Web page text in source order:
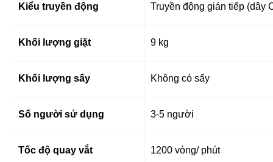
Kiểu truyền động Truyền động gián tiếp (dây
Khối lượng giặt 9 kg
Khối lượng sấy Không có sấy
Số người sử dụng 3-5 người
Tốc độ quay vắt 1200 vòng/ phút